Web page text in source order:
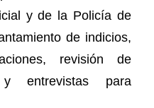
y de la Policía de
de indicios,
revisión de
y entrevistas para